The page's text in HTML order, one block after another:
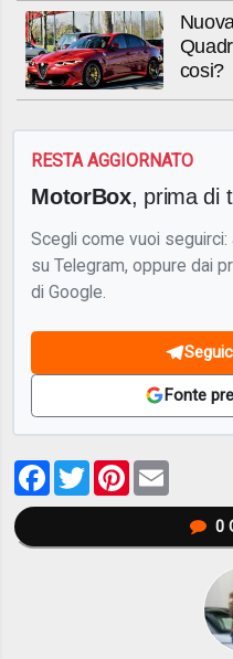
cosi?
RESTA AGGIORNATO
MotorBox, prima di
Scegli come vuoi
su Telegram, oppure dai
di Google.
Fonte
Facebook
TwitterPinterest
0